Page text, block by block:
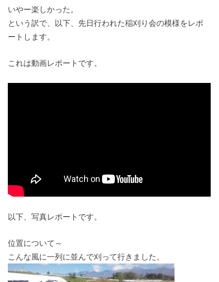
いやー楽しかった。
という訳で、以下、先日行われた稲刈り会の模様をレポ
ートします。
これは動画レポートです。
以下、写真レポートです。
位置について～
こんな風に一列に並んで刈って行きました。